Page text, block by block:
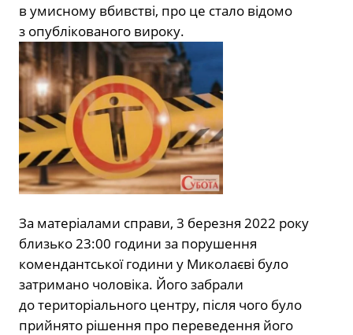
в умисному вбивстві, про це стало відомо
з опублікованого вироку.
За матеріалами справи, 3 березня 2022 року
близько 23:00 години за порушення
комендантської години у Миколаєві було
затримано чоловіка. Його забрали
до територіального центру, після чого було
прийнято рішення про переведення його